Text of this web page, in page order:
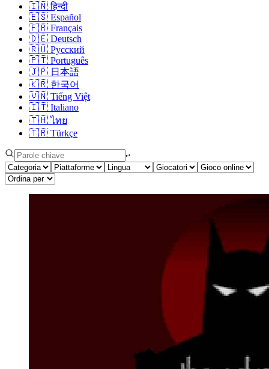
🇮🇳 हिन्दी
🇪🇸 Español
🇫🇷 Français
🇩🇪 Deutsch
🇷🇺 Русский
🇵🇹 Português
🇯🇵 日本語
🇰🇷 한국어
🇻🇳 Tiếng Việt
🇮🇹 Italiano
🇹🇭 ไทย
🇹🇷 Türkçe
↩︎